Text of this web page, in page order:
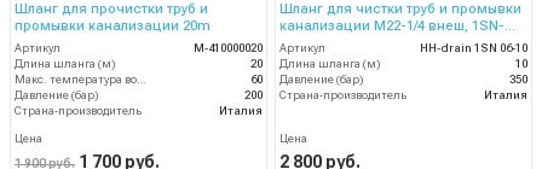
Шланг для прочистки труб и
промывки канализации 20m
Артикул
M-410000020
Длина шланга (м)
20
Макс. температура воды (°C)
60
Давление (бар)
200
Страна-производитель
Италия
Цена
1 900 руб. 1 700 руб.
Шланг для чистки труб и промывки
канализации M22-1/4 внеш, 1SN-
06,10 м
Артикул
HH-drain 1SN 06-10
Длина шланга (м)
10
Давление (бар)
350
Страна-производитель
Италия
Цена
2 800 руб.